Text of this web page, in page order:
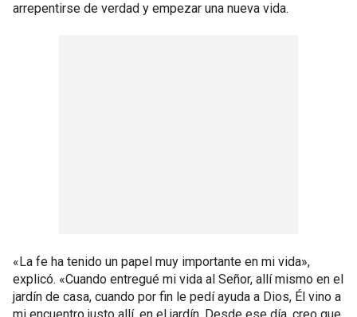
arrepentirse de verdad y empezar una nueva vida.
«La fe ha tenido un papel muy importante en mi vida»,
explicó. «Cuando entregué mi vida al Señor, allí mismo en el
jardín de casa, cuando por fin le pedí ayuda a Dios, Él vino a